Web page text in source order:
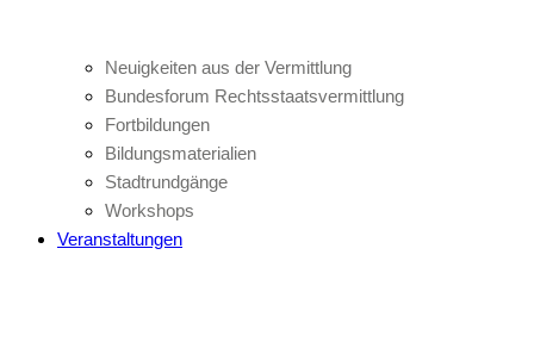
Neuigkeiten aus der Vermittlung
Bundesforum Rechtsstaatsvermittlung
Fortbildungen
Bildungsmaterialien
Stadtrundgänge
Workshops
Veranstaltungen